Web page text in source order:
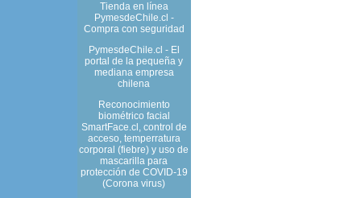
Tienda en línea
PymesdeChile.cl -
Compra con seguridad
PymesdeChile.cl - El
portal de la pequeña y
mediana empresa
chilena
Reconocimiento
biométrico facial
SmartFace.cl, control de
acceso, temperratura
corporal (fiebre) y uso de
mascarilla para
protección de COVID-19
(Corona virus)